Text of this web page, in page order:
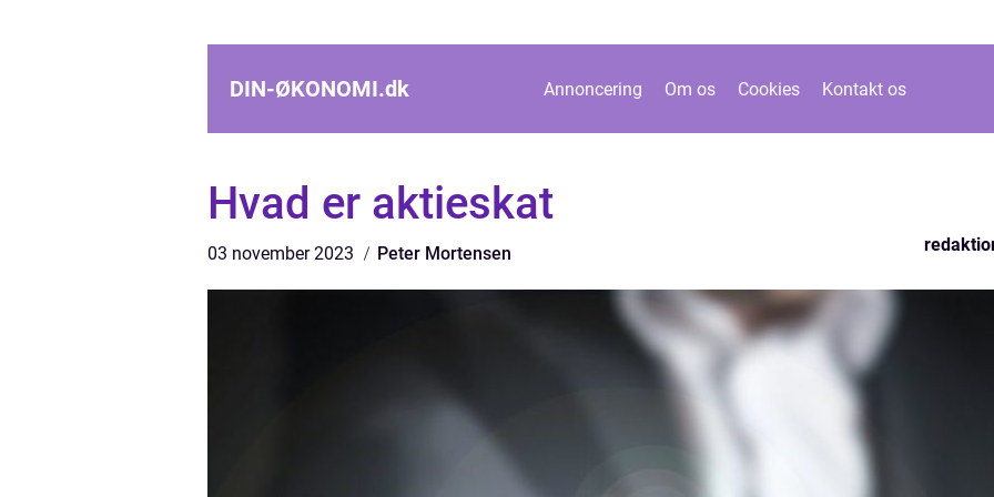
DIN-ØKONOMI.dk Annoncering Om os Cookies Kontakt os
Hvad er aktieskat
03 november 2023 Peter Mortensen